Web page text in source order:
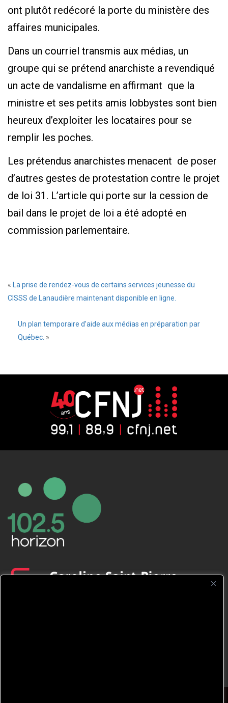
ont plutôt redécoré la porte du ministère des
affaires municipales.
Dans un courriel transmis aux médias, un
groupe qui se prétend anarchiste a revendiqué
un acte de vandalisme en affirmant que la
ministre et ses petits amis lobbystes sont bien
heureux d’exploiter les locataires pour se
remplir les poches.
Les prétendus anarchistes menacent de poser
d’autres gestes de protestation contre le projet
de loi 31. L’article qui porte sur la cession de
bail dans le projet de loi a été adopté en
commission parlementaire.
«
La prise de rendez-vous de certains services jeunesse du
CISSS de Lanaudière maintenant disponible en ligne.
Un plan temporaire d’aide aux médias en préparation par
Québec. »